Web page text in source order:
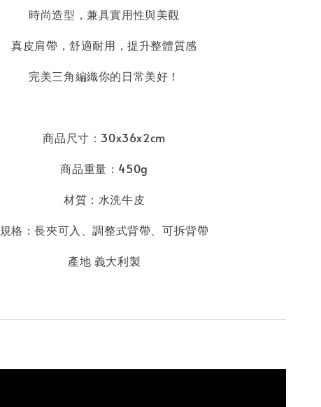
時尚造型，兼具實用性與美觀
真皮肩帶，舒適耐用，提升整體質感
完美三角編織你的日常美好！
商品尺寸：30x36x2cm
商品重量：450g
材質：水洗牛皮
規格：長夾可入
、調整式背帶、可拆背帶
產地 義大利製